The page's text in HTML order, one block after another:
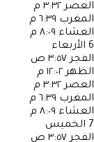
العصر ٣:٣٢ م
المغرب ٦:٣٩ م
العشاء ٨:٠٩ م
6 الأربعاء
الفجر ٣:٥٧ ص
الظهر ١٢:٠٢ م
العصر ٣:٣٢ م
المغرب ٦:٣٩ م
العشاء ٨:٠٩ م
7 الخميس
الفجر ٣:٥٧ ص